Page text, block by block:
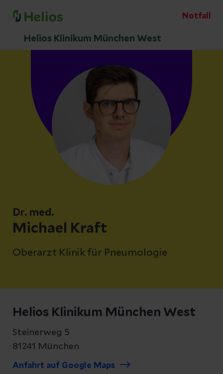
Notfall
Helios Klinikum München West
Dr. med.
Michael Kraft
Oberarzt Klinik für Pneumologie
Helios Klinikum München West
Steinerweg 5
81241 München
Anfahrt auf Google Maps